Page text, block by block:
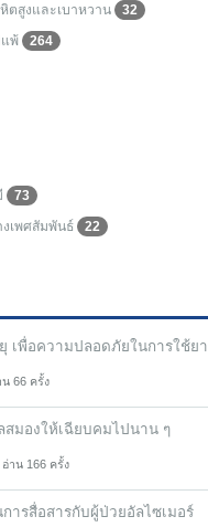
ตสูงและเบาหวาน
32
พ้
264
73
เพศสัมพันธ์
22
เพื่อความปลอดภัยในการใช้ยา
น 66 ครั้ง
สมองให้เฉียบคมไปนาน ๆ
อ่าน 166 ครั้ง
ารสื่อสารกับผู้ป่วยอัลไซเมอร์